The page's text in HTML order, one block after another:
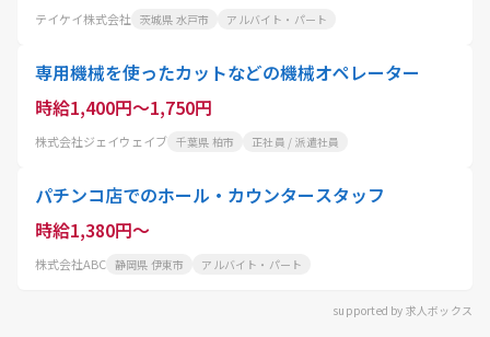
テイケイ株式会社 茨城県 水戸市 アルバイト・パート
専用機械を使ったカットなどの機械オペレーター
時給1,400円～1,750円
株式会社ジェイウェイブ 千葉県 柏市 正社員 / 派遣社員
パチンコ店でのホール・カウンタースタッフ
時給1,380円～
株式会社ABC 静岡県 伊東市 アルバイト・パート
supported by 求人ボックス